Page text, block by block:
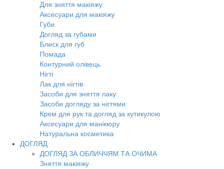
Для зняття макіяжу
Аксесуари для макіяжу
Губи
Догляд за губами
Блиск для губ
Помада
Контурний олівець
Нігті
Лак для нігтів
Засоби для зняття лаку
Засоби догляду за нігтями
Крем для рук та догляд за кутикулою
Аксесуари для манікюру
Натуральна косметика
ДОГЛЯД
ДОГЛЯД ЗА ОБЛИЧЧЯМ ТА ОЧИМА
Зняття макіяжу